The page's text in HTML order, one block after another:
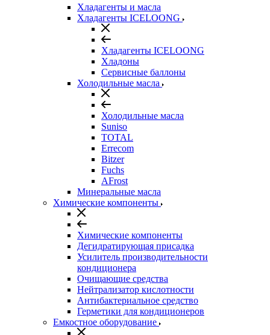
Хладагенты и масла
Хладагенты ICELOONG
Хладагенты ICELOONG
Хладоны
Сервисные баллоны
Холодильные масла
Холодильные масла
Suniso
TOTAL
Errecom
Bitzer
Fuchs
AFrost
Минеральные масла
Химические компоненты
Химические компоненты
Дегидратирующая присадка
Усилитель производительности
кондиционера
Очищающие средства
Нейтрализатор кислотности
Антибактериальное средство
Герметики для кондиционеров
Емкостное оборудование